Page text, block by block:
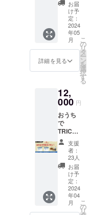
ト参加
の感謝
を込め
て、オ
リジナ
ルグッ
ズに御
芳名記
（企業
名や通
称OK）
4種のプ
ランか
らお選
びいた
だけま
す。 ・
御芳名
入てぬ
ぐい×1
・お食
事券
5,000円
お届
け予
定：
2024
年05
月
詳細を見る
こ
の
リ
タ
ー
ン
を
選
択
す
る
12,
000 円
おうち
で
TRICO
プラン
2種のプ
ランか
らお選
びいた
だけま
す。 ・
冷凍カ
レー
（250g
支援
者：
23人
お届
け予
定：
2024
年04
月
こ
の
リ